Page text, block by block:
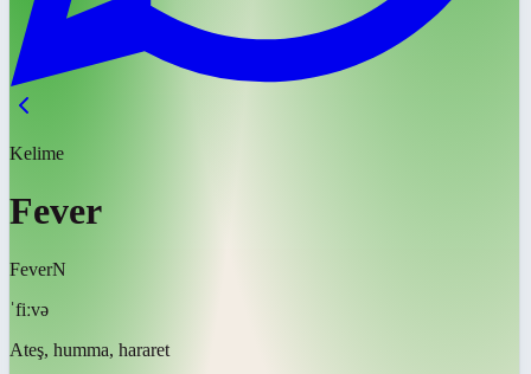
Kelime
Fever
FeverN
ˈfiːvə
Ateş, humma, hararet